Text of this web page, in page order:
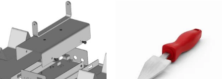
kan
gekozen
worden
op
de
productpagina